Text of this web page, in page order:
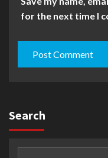
for the next time I
Search